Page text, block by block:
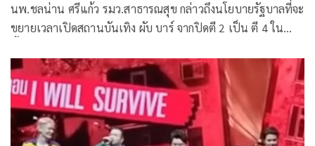
นพ.ชลน่าน ศรีแก้ว รมว.สาธารณสุข กล่าวถึงนโยบายรัฐบาลที่จะ
ขยายเวลาเปิดสถานบันเทิง ผับ บาร์ จากปิดตี 2 เป็น ตี 4 ใน
นโยบายส่งเสริมเศรษฐกิจต้องไม่กระทบกับสุขภาพด้วย มาตรการ
ดูแลอย่างน้อยต้องคงเดิม